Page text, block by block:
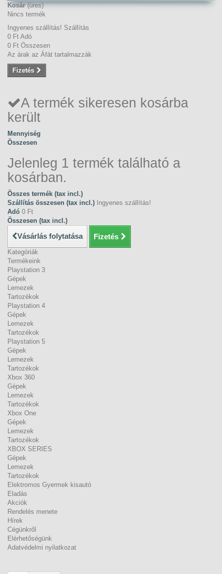
Kosár (üres)
Nincs termék
Ingyenes szállítás! Szállítás
0 Ft‎ Adó
0 Ft‎ Összesen
Az árak az Áfát tartalmazzák
Fizetés
A termék sikeresen kosárba
került
Mennyiség
Összesen
Jelenleg 1 termék található a
kosárban.
Összes termék (tax incl.)
Szállítás összesen (tax incl.) Ingyenes szállítás!
Adó 0 Ft‎
Összesen (tax incl.)
Vásárlás folytatása Fizetés
Kategóriák
Termékeink
Playstation 3
Gépek
Lemezek
Tartozékok
Playstation 4
Gépek
Lemezek
Tartozékok
Playstation 5
Gépek
Lemezek
Tartozékok
Xbox 360
Gépek
Lemezek
Tartozékok
Xbox One
Gépek
Lemezek
Tartozékok
XBOX SERIES
Gépek
Lemezek
Tartozékok
Elektromos Gyermek kisautó
Eladás
Akciók
Rendelés menete
Hírek
Cégünkről
Elérhetőségünk
Adatvédelmi nyilatkozat